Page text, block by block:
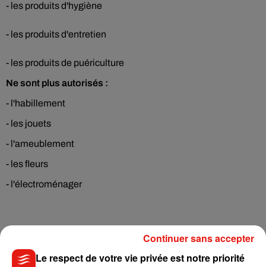
- les produits d'hygiène
- les produits d'entretien
- les produits de puériculture
Ne sont plus autorisés :
- l'habillement
- les jouets
- l'ameublement
- les fleurs
- l'électroménager
Le gouvernement a laissé une "tolérance" jusqu'à mercredi
pour que les grandes surfaces mettent cette mesure en
œuvre. Le respect de votre vie privée est notre priorité
Continuer sans accepter